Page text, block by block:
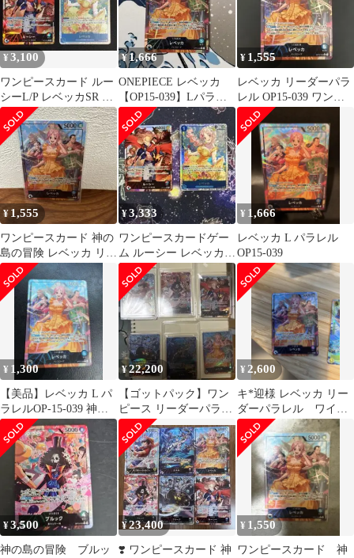
¥3,100
ワンピースカード ルー
シーL/P レベッカSR 2
枚セット
¥1,666
ONEPIECE レベッカ
【OP15-039】Lパラレ
ル
¥ 1,555
レベッカ リーダーパラ
レル OP15-039 ワンピ
ースカード 神の島の
冒険
¥ 1,555
ワンピースカード 神の
島の冒険 レベッカ リー
ダーパラレル
¥3,333
ワンピースカードゲー
ム ルーシー レベッカ
OP15-002 OP15-053
¥ 1,666
レベッカ L パラレル
OP15-039
¥ 1,300
【美品】レベッカ L パ
ラレルOP-15-039 神の
島の冒険 リーダーパラ
レル
¥22,200
【ゴットパック】ワン
ピース リーダーパラレ
ル 6枚セット 神の島の
冒険
¥ 2,600
キ*迎様 レベッカ リー
ダーパラレル ワイパ
ーパラレル 神の島の冒
険
¥3,500
神の島の冒険 ブルッ
¥23,400
❣️ ワンピースカード 神
¥ 1,550
ワンピースカード 神